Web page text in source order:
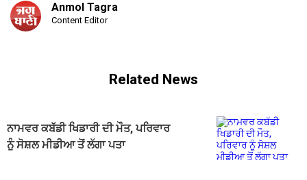
Anmol Tagra
Content Editor
Related News
ਨਾਮਵਰ ਕਬੱਡੀ ਖਿਡਾਰੀ ਦੀ ਮੌਤ, ਪਰਿਵਾਰ
ਨੂੰ ਸੋਸ਼ਲ ਮੀਡੀਆ ਤੋਂ ਲੱਗਾ ਪਤਾ